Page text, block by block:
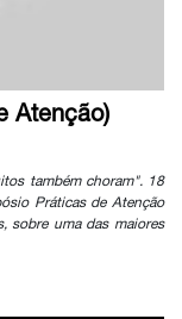
Atenção)
também choram". 18
Práticas de Atenção
sobre uma das maiores